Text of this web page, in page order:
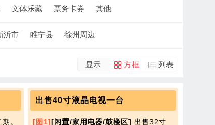
文体乐藏 票务卡券 其他
沂市 睢宁县 徐州周边
显示 方框 列表
。
出售40寸液晶电视一台
[图1][闲置/家用电器/鼓楼区] 出售32寸